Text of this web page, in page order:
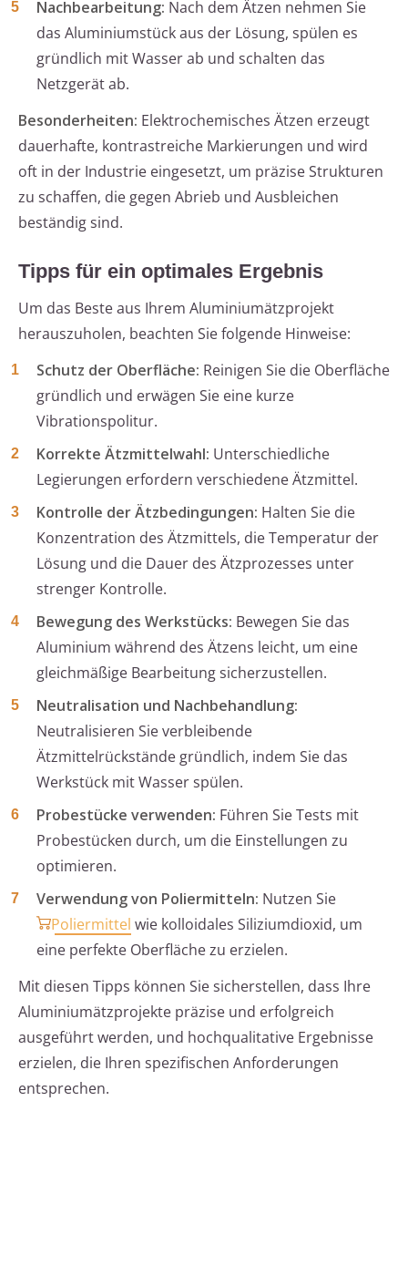
Nachbearbeitung: Nach dem Ätzen nehmen Sie
das Aluminiumstück aus der Lösung, spülen es
gründlich mit Wasser ab und schalten das
Netzgerät ab.
Besonderheiten: Elektrochemisches Ätzen erzeugt
dauerhafte, kontrastreiche Markierungen und wird
oft in der Industrie eingesetzt, um präzise Strukturen
zu schaffen, die gegen Abrieb und Ausbleichen
beständig sind.
Tipps für ein optimales Ergebnis
Um das Beste aus Ihrem Aluminiumätzprojekt
herauszuholen, beachten Sie folgende Hinweise:
Schutz der Oberfläche: Reinigen Sie die Oberfläche
gründlich und erwägen Sie eine kurze
Vibrationspolitur.
Korrekte Ätzmittelwahl: Unterschiedliche
Legierungen erfordern verschiedene Ätzmittel.
Kontrolle der Ätzbedingungen: Halten Sie die
Konzentration des Ätzmittels, die Temperatur der
Lösung und die Dauer des Ätzprozesses unter
strenger Kontrolle.
Bewegung des Werkstücks: Bewegen Sie das
Aluminium während des Ätzens leicht, um eine
gleichmäßige Bearbeitung sicherzustellen.
Neutralisation und Nachbehandlung:
Neutralisieren Sie verbleibende
Ätzmittelrückstände gründlich, indem Sie das
Werkstück mit Wasser spülen.
Probestücke verwenden: Führen Sie Tests mit
Probestücken durch, um die Einstellungen zu
optimieren.
Verwendung von Poliermitteln: Nutzen Sie
Poliermittel wie kolloidales Siliziumdioxid, um
eine perfekte Oberfläche zu erzielen.
Mit diesen Tipps können Sie sicherstellen, dass Ihre
Aluminiumätzprojekte präzise und erfolgreich
ausgeführt werden, und hochqualitative Ergebnisse
erzielen, die Ihren spezifischen Anforderungen
entsprechen.